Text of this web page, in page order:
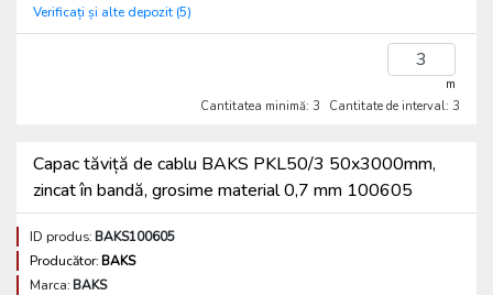
Verificați și alte depozit (5)
m
Cantitatea minimă: 3
Cantitate de interval: 3
Capac tăviță de cablu BAKS PKL50/3 50x3000mm,
zincat în bandă, grosime material 0,7 mm 100605
ID produs:BAKS100605
Producător:BAKS
Marca:BAKS